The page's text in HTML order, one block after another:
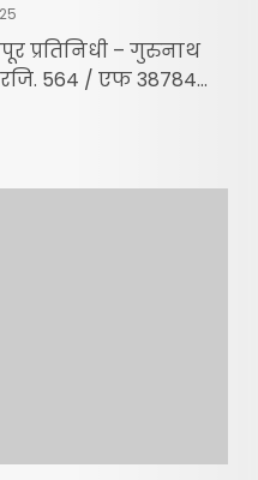
प्रतिनिधी – गुरुनाथ
564 / एफ 38784...